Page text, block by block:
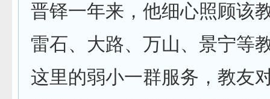
晋铎一年来，他细心照顾该
雷石、大路、万山、景宁等
这里的弱小一群服务，教友